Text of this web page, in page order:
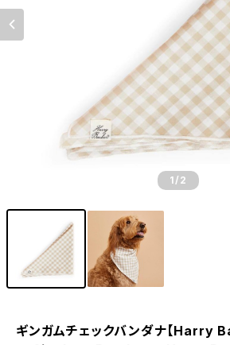
1 /2
ギンガムチェックバンダナ【Harry